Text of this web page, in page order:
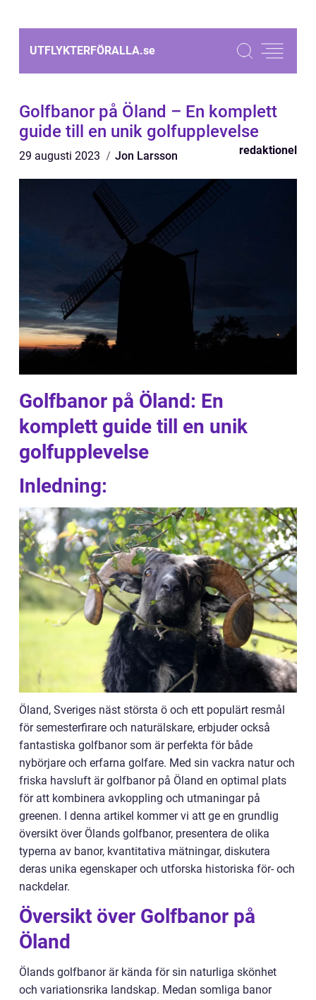
UTFLYKTERFÖRALLA.se
Golfbanor på Öland – En komplett
guide till en unik golfupplevelse
29 augusti 2023 Jon Larsson redaktionel
Golfbanor på Öland: En
komplett guide till en unik
golfupplevelse
Inledning:
Öland, Sveriges näst största ö och ett populärt resmål
för semesterfirare och naturälskare, erbjuder också
fantastiska golfbanor som är perfekta för både
nybörjare och erfarna golfare. Med sin vackra natur och
friska havsluft är golfbanor på Öland en optimal plats
för att kombinera avkoppling och utmaningar på
greenen. I denna artikel kommer vi att ge en grundlig
översikt över Ölands golfbanor, presentera de olika
typerna av banor, kvantitativa mätningar, diskutera
deras unika egenskaper och utforska historiska för- och
nackdelar.
Översikt över Golfbanor på
Öland
Ölands golfbanor är kända för sin naturliga skönhet
och variationsrika landskap. Medan somliga banor